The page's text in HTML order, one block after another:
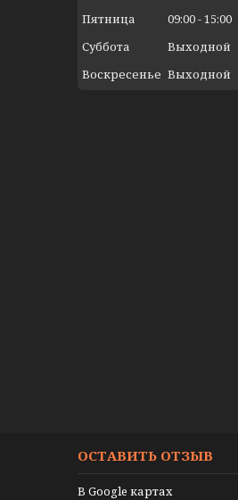
Пятница
09:00 15:00
Суббота
Выходной
Воскресенье Выходной
ОСТАВИТЬ ОТЗЫВ
В Google картах